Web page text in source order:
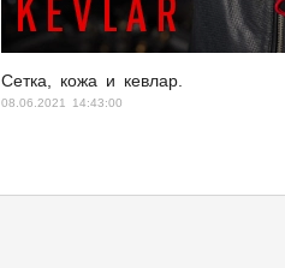
Сетка, кожа и кевлар.
08.06.2021 14:43:00